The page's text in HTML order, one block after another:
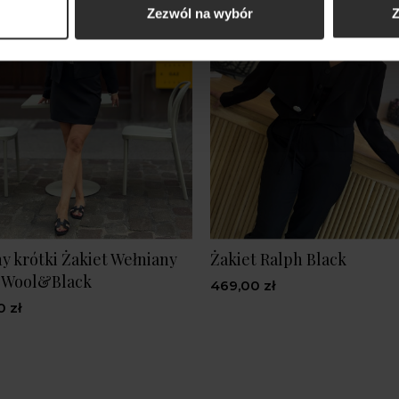
Zezwól na wybór
krótki Żakiet Wełniany
zł
Żakiet Ralph Black
469,00 zł